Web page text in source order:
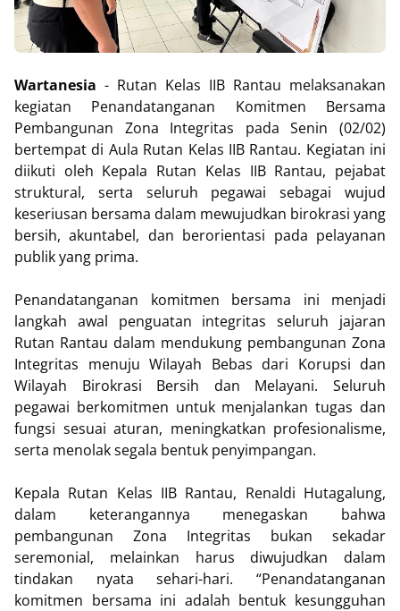
Wartanesia - Rutan Kelas IIB Rantau melaksanakan
kegiatan Penandatanganan Komitmen Bersama
Pembangunan Zona Integritas pada Senin (02/02)
bertempat di Aula Rutan Kelas IIB Rantau. Kegiatan ini
diikuti oleh Kepala Rutan Kelas IIB Rantau, pejabat
struktural, serta seluruh pegawai sebagai wujud
keseriusan bersama dalam mewujudkan birokrasi yang
bersih, akuntabel, dan berorientasi pada pelayanan
publik yang prima.
Penandatanganan komitmen bersama ini menjadi
langkah awal penguatan integritas seluruh jajaran
Rutan Rantau dalam mendukung pembangunan Zona
Integritas menuju Wilayah Bebas dari Korupsi dan
Wilayah Birokrasi Bersih dan Melayani. Seluruh
pegawai berkomitmen untuk menjalankan tugas dan
fungsi sesuai aturan, meningkatkan profesionalisme,
serta menolak segala bentuk penyimpangan.
Kepala Rutan Kelas IIB Rantau, Renaldi Hutagalung,
dalam keterangannya menegaskan bahwa
pembangunan Zona Integritas bukan sekadar
seremonial, melainkan harus diwujudkan dalam
tindakan nyata sehari-hari. “Penandatanganan
komitmen bersama ini adalah bentuk kesungguhan